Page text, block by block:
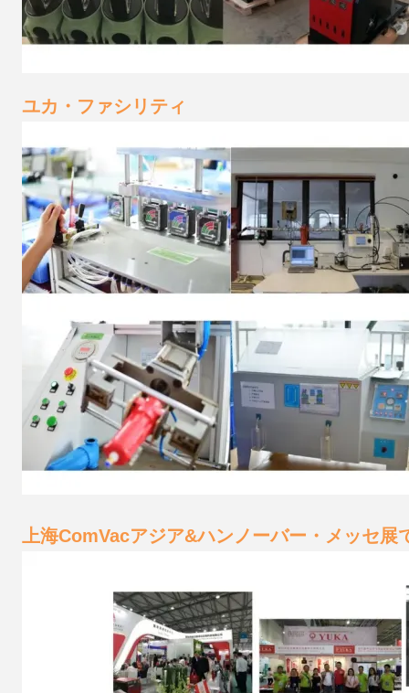
ユカ・ファシリティ
上海ComVacアジア&ハンノーバー・メッセ展